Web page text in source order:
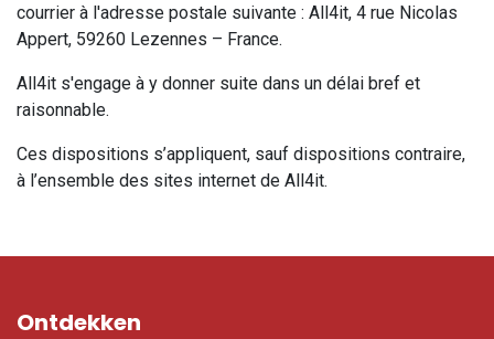
courrier à l'adresse postale suivante : All4it, 4 rue Nicolas
Appert, 59260 Lezennes – France.
All4it s'engage à y donner suite dans un délai bref et
raisonnable.
Ces dispositions s’appliquent, sauf dispositions contraire,
à l’ensemble des sites internet de All4it.
Ontdekken